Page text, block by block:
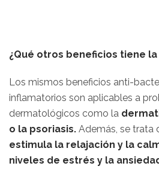
¿Qué otros beneficios tiene la
Los mismos beneficios anti-
inflamatorios son aplicables a
dermatológicos como la
o la psoriasis. Además, se trata
estimula la relajación y la
niveles de estrés y la